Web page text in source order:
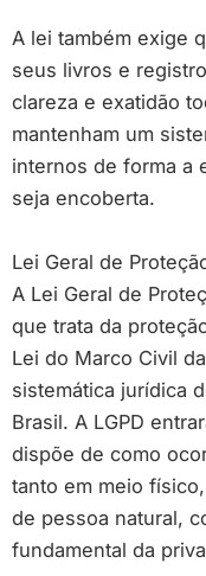
A lei também exige
seus livros e
clareza e exatidão
mantenham um
internos de forma a
seja encoberta.
Lei Geral de
A Lei Geral de
que trata da
Lei do Marco Civil
sistemática jurídica
Brasil. A LGPD
dispõe de como
tanto em meio
de pessoa natural,
fundamental da